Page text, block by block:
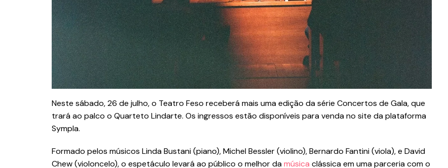
Neste sábado, 26 de julho, o Teatro Feso receberá mais uma edição da série Concertos de Gala, que
trará ao palco o Quarteto Lindarte. Os ingressos estão disponíveis para venda no site da plataforma
Sympla.
Formado pelos músicos Linda Bustani (piano), Michel Bessler (violino), Bernardo Fantini (viola), e David
Chew (violoncelo), o espetáculo levará ao público o melhor damúsica clássica em uma parceria com o